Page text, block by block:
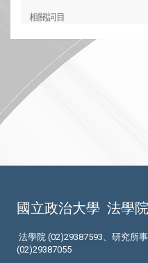
相關詞目
國立政治大學 法學院
法學院 (02)29387593、研究所
(02)29387055